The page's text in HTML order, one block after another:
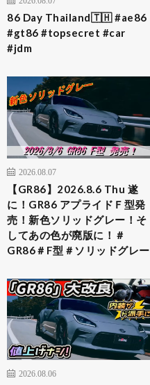
86 Day Thailand🇹🇭 #ae86
#gt86 #topsecret #car
#jdm
2026.08.07
【GR86】2026.8.6 Thu 遂
に！GR86 アプライドＦ型発
売！新色ソリッドグレー！そ
してあの色が廃版に！＃
GR86＃F型＃ソリッドグレー
2026.08.06